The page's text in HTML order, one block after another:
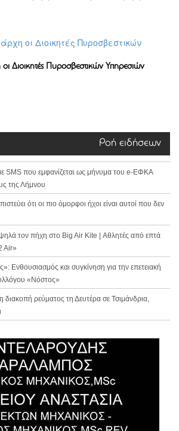
οι Διοικητές Πυροσβεστικών Υπηρεσιών
Ροή ειδήσεων
SMS που εμφανίζεται ως μήνυμα του e-ΕΦΚΑ
της Λήμνου
ότι οι πιο όμορφοι ήχοι είναι αυτοί που δεν
τον πήχη στο Big Air Kite | Αθλητές από επτά
Air»
Ενθουσιασμός και συγκίνηση για την επετειακή
«Νόστος»
διακοπή ρεύματος τη Δευτέρα σε Τσιμάνδρια,